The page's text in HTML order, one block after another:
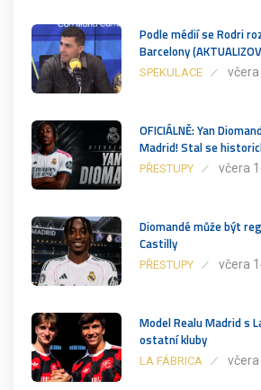
Podle médií se Rodri
Barcelony
SPEKULACE včera
OFICIÁLNĚ: Yan
Madrid! Stal se
PŘESTUPY včera
Diomandé může být
Castilly
PŘESTUPY včera
Model Realu Madrid s
ostatní kluby
LA FÁBRICA včera